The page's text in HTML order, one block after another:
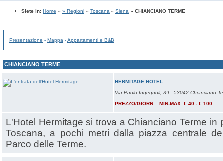
Siete in: Home » » Regioni » Toscana » Siena » CHIANCIANO TERME
Presentazione - Mappa -Appartamenti e B&B
CHIANCIANO TERME
HERMITAGE HOTEL
Via Paolo Ingegnoli, 39 - 53042 Chianciano
PREZZO/GIORN. MIN-MAX: € 40 - € 100
L'Hotel Hermitage si trova a Chianciano Terme
Toscana, a pochi metri dalla piazza centrale
Parco delle Terme.